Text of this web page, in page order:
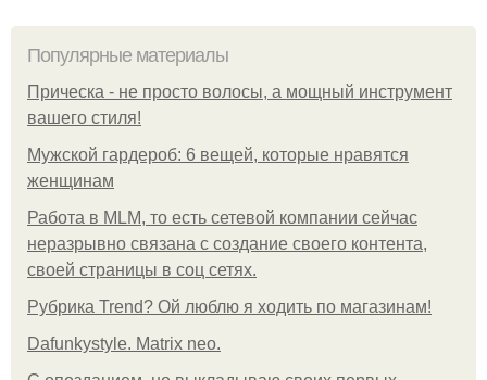
Популярные материалы
Прическа - не просто волосы, а мощный инструмент
вашего стиля!
Мужской гардероб: 6 вещей, которые нравятся
женщинам
Работа в MLM, то есть сетевой компании сейчас
неразрывно связана с создание своего контента,
своей страницы в соц сетях.
Рубрика Trend? Ой люблю я ходить по магазинам!
Dafunkystyle. Matrix neo.